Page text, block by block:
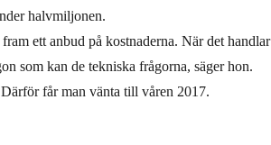
halvmiljonen.
ett anbud på kostnaderna. När det handlar
som kan de tekniska frågorna, säger hon.
får man vänta till våren 2017.